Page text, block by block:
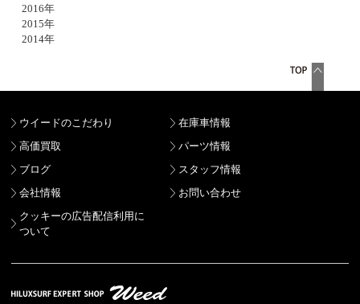
2016年
2015年
2014年
ウイードのこだわり
在庫車情報
高価買取
パーツ情報
ブログ
スタッフ情報
会社情報
お問い合わせ
クッキーの広告配信利用に
ついて